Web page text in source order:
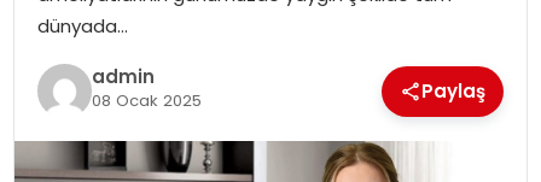
DÜNYA
OTOMOBIL
dünyada…
admin
08 Ocak 2025 Paylaş